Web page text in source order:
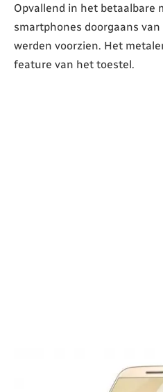
Opvallend in het betaalbare
smartphones doorgaans
werden voorzien. Het
feature van het toestel.